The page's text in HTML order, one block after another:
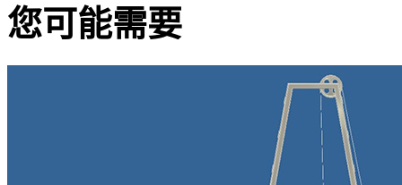
您可能需要